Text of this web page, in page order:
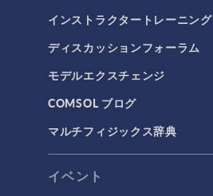
インストラクタートレーニング
ディスカッションフォーラム
モデルエクスチェンジ
COMSOL ブログ
マルチフィジックス辞典
イベント